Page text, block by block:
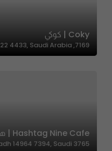
Coky | كوكي
7169, Alyasmin, Riyadh 13322 4433, Saudi Arabia
Hashtag Nine Cafe | هشتاق ناين كافيه
14964 7394, Saudi